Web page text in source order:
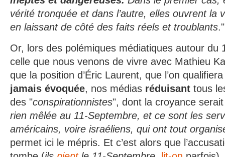
vérité tronquée et dans l’autre, elles ouvrent la
en laissant de côté des faits réels et troublants."
Or, lors des polémiques médiatiques autour du
celle que nous venons de vivre avec Mathieu
que la position d’Éric Laurent, que l’on
jamais évoquée, nos médias réduisant tous
des "conspirationnistes", dont la croyance
rien mêlée au 11-Septembre, et ce sont les
américains, voire israéliens, qui ont tout
permet ici le mépris. Et c’est alors que